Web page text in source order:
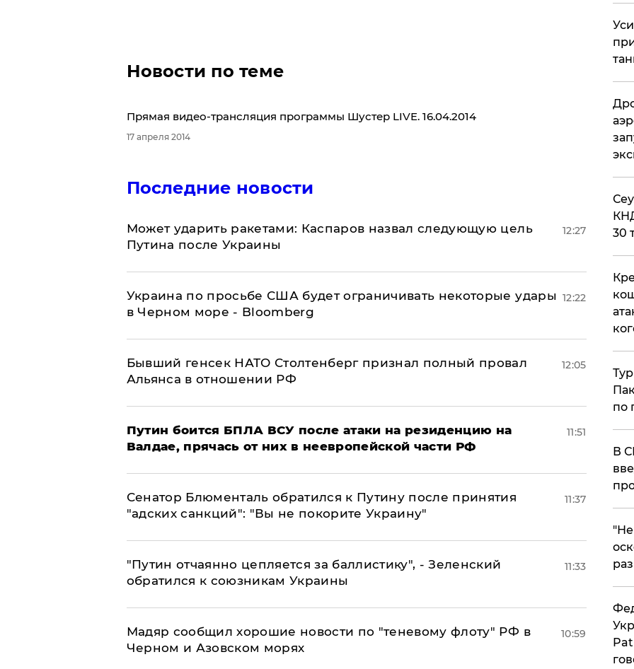
Новости по теме
Прямая видео-трансляция программы Шустер LIVE. 16.04.2014
17 апреля 2014
Последние новости
Может ударить ракетами: Каспаров назвал следующую цель
Путина после Украины
12:27
Украина по просьбе США будет ограничивать некоторые удары
в Черном море - Bloomberg
12:22
Бывший генсек НАТО Столтенберг признал полный провал
Альянса в отношении РФ
12:05
Путин боится БПЛА ВСУ после атаки на резиденцию на
Валдае, прячась от них в неевропейской части РФ
11:51
Сенатор Блюменталь обратился к Путину после принятия
"адских санкций": "Вы не покорите Украину"
11:37
"Путин отчаянно цепляется за баллистику", - Зеленский
обратился к союзникам Украины
11:33
Мадяр сообщил хорошие новости по "теневому флоту" РФ в
Черном и Азовском морях
10:59
30
по
В